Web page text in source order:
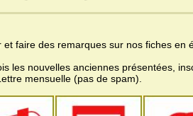
faire des remarques sur nos fiches en
les nouvelles anciennes présentées,
mensuelle (pas de spam).